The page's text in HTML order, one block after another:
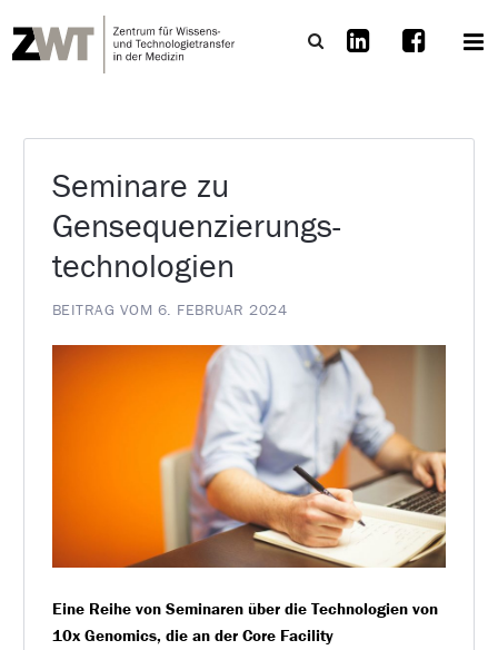
Seminare zu
Gensequenzierungs­
technologien
BEITRAG VOM 6. FEBRUAR 2024
Eine Reihe von Seminaren über die Technologien von
10x Genomics, die an der Core Facility